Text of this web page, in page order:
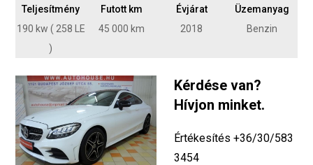
Teljesítmény
190 kw ( 258 LE
)
Futott km
45 000 km
Évjárat
2018
Üzemanyag
Benzin
Kérdése van?
Hívjon minket.
Értékesítés +36/30/583
3454